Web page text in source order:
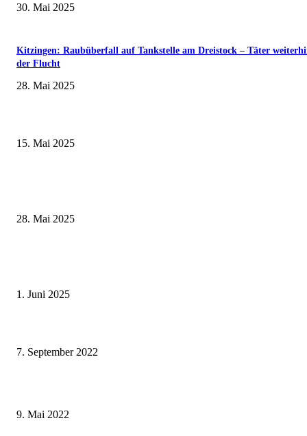
30. Mai 2025
Kitzingen: Raubüberfall auf Tankstelle am Dreistock – Täter
der Flucht
28. Mai 2025
15. Mai 2025
28. Mai 2025
1. Juni 2025
7. September 2022
9. Mai 2022